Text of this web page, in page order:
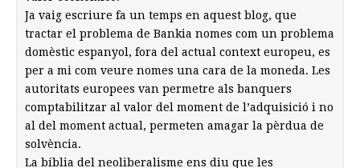
Ja vaig escriure fa un temps en aquest blog, que
tractar el problema de Bankia nomes com un problema
domèstic espanyol, fora del actual context europeu, es
per a mi com veure nomes una cara de la moneda. Les
autoritats europees van permetre als banquers
comptabilitzar al valor del moment de l’adquisició i no
al del moment actual, permeten amagar la pèrdua de
solvència.
La bíblia del neoliberalisme ens diu que les